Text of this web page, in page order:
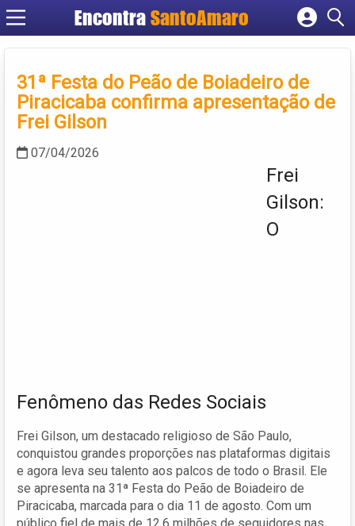
Encontra SantoAmaro
Cadastrar empresa
Criar conta
31ª Festa do Peão de Boiadeiro de
Piracicaba confirma apresentação de
Frei Gilson
07/04/2026
Frei
Gilson:
O
Fenômeno das Redes Sociais
Frei Gilson, um destacado religioso de São Paulo,
conquistou grandes proporções nas plataformas digitais
e agora leva seu talento aos palcos de todo o Brasil. Ele
se apresenta na 31ª Festa do Peão de Boiadeiro de
Piracicaba, marcada para o dia 11 de agosto. Com um
público fiel de mais de 12,6 milhões de seguidores nas